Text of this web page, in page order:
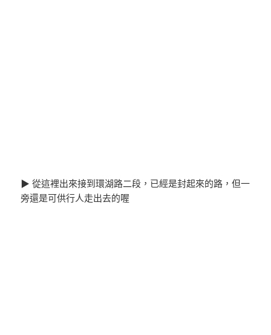
▶ 從這裡出來接到環湖路二段，已經是封起來的路，但一
旁還是可供行人走出去的喔